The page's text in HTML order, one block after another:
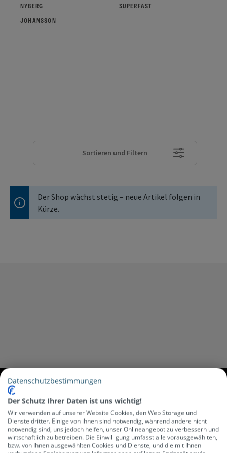
NYBERG
SUPERFAST
JOHANSSON
Sortieren und Filtern
Der Shop wächst stetig – neue Artikel folgen in
Kürze.
Newsletter abonnieren und
20€ Gutschein sichern*
Bleib auf dem Laufenden – Bike News,
Angebote und vieles mehr wartet auf
dich.
Datenschutzbestimmungen
Der Schutz Ihrer Daten ist uns wichtig!
Wir verwenden auf unserer Website Cookies, den Web Storage und
Dienste dritter. Einige von ihnen sind notwendig, während andere nicht
notwendig sind, uns jedoch helfen, unser Onlineangebot zu verbessern und
wirtschaftlich zu betreiben. Die Einwilligung umfasst alle vorausgewählten,
bzw. von Ihnen ausgewählten Cookies und Dienste, und die mit Ihnen